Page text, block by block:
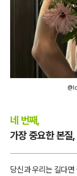
네 번째,
가장 중요한 본질
당신과 우리는 길다